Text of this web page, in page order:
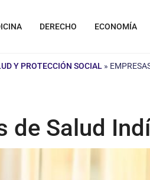
DERECHO ECONOMÍA
Y PROTECCIÓN SOCIAL »
de Salud